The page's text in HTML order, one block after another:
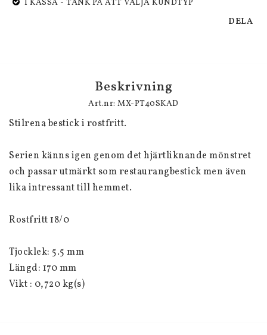
I KASSA - TÄNK PÅ ATT VÄLJA KUNDTYP
DELA
Beskrivning
Art.nr: MX-PT40SKAD
Stilrena bestick i rostfritt.
Serien känns igen genom det hjärtliknande mönstret
och passar utmärkt som restaurangbestick men även
lika intressant till hemmet.
Rostfritt 18/0
Tjocklek: 5.5 mm
Längd: 170 mm
Vikt : 0,720 kg(s)